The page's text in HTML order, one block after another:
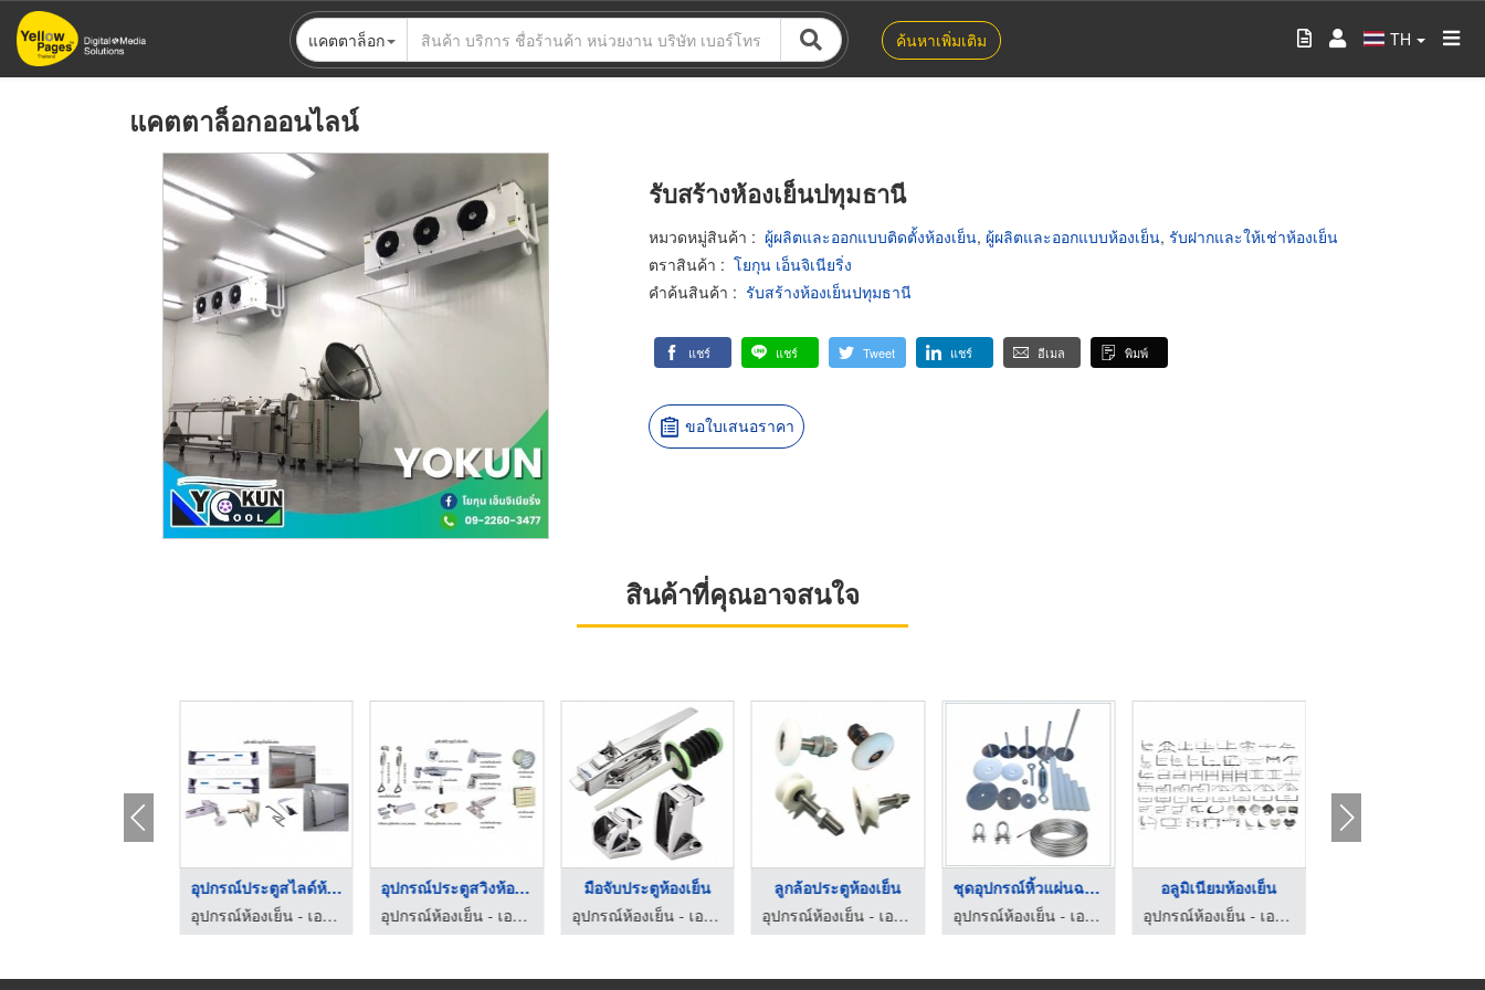
ข้าม
ไป
แคตตาล็อก ค้นหาเพิ่มเติม TH
แคตตาล็อกออนไลน์
รับสร้างห้องเย็นปทุมธานี
หมวดหมู่สินค้า : ผู้ผลิตและออกแบบติดตั้งห้องเย็น, ผู้ผลิตและออกแบบห้องเย็น, รับฝากและให้เช่าห้องเย็น
ตราสินค้า : โยกุน เอ็นจิเนียริ่ง
คำค้นสินค้า : รับสร้างห้องเย็นปทุมธานี
แชร์ แชร์ Tweet แชร์ อีเมล พิมพ์
ขอใบเสนอราคา
สินค้าที่คุณอาจสนใจ
อุปกรณ์ประตูสไลด์ห้อ ...
อุปกรณ์ห้องเย็น - เอบีซี คูลลิ่ง ฮาร์ดแวร์
อุปกรณ์ประตูสวิงห้อง ...
อุปกรณ์ห้องเย็น - เอบีซี คูลลิ่ง ฮาร์ดแวร์
มือจับประตูห้องเย็น
อุปกรณ์ห้องเย็น - เอบีซี คูลลิ่ง ฮาร์ดแวร์
ลูกล้อประตูห้องเย็น
อุปกรณ์ห้องเย็น - เอบีซี คูลลิ่ง ฮาร์ดแวร์
ชุดอุปกรณ์หิ้วแผ่นฉน ...
อุปกรณ์ห้องเย็น - เอบีซี คูลลิ่ง ฮาร์ดแวร์
อลูมิเนียมห้องเย็น
อุปกรณ์ห้องเย็น - เอบีซี คูลลิ่ง ฮาร์ดแวร์